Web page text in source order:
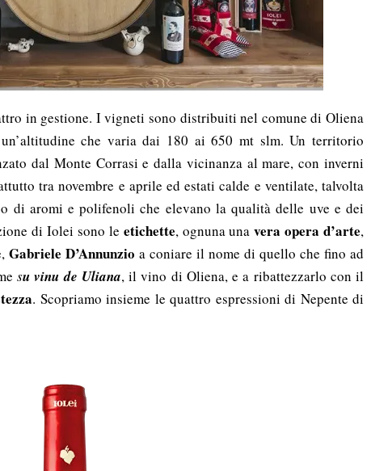
in gestione. I vigneti sono distribuiti nel comune di Oliena
che varia dai 180 ai 650 mt slm. Un territorio
dal Monte Corrasi e dalla vicinanza al mare, con inverni
tra novembre e aprile ed estati calde e ventilate, talvolta
di aromi e polifenoli che elevano la qualità delle uve e dei
di Iolei sono le etichette, ognuna unavera opera d’arte,
Gabriele D’Annunzio a coniare il nome di quello che fino ad
su vinu de Uliana, il vino di Oliena, e a ribattezzarlo con il
. Scopriamo insieme le quattro espressioni di Nepente di